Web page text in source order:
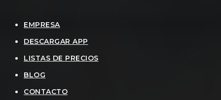
EMPRESA
DESCARGAR APP
LISTAS DE PRECIOS
BLOG
CONTACTO